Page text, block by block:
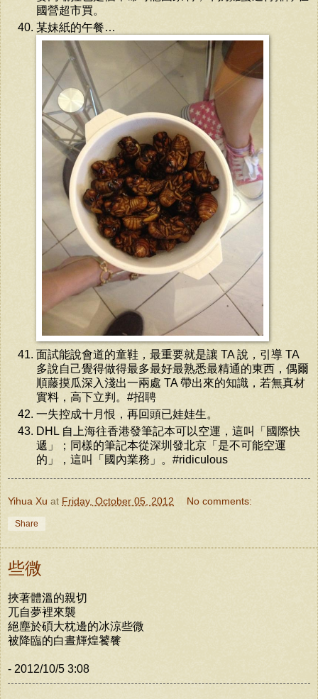
國營超市買。
某妹紙的午餐…
面試能說會道的童鞋，最重要就是讓 TA 說，引導 TA
多說自己覺得做得最多最好最熟悉最精通的東西，偶爾
順藤摸瓜深入淺出一兩處 TA 帶出來的知識，若無真材
實料，高下立判。#招聘
一失控成十月恨，再回頭已娃娃生。
DHL 自上海往香港發筆記本可以空運，這叫「國際快
遞」；同樣的筆記本從深圳發北京「是不可能空運
的」，這叫「國內業務」。#ridiculous
Yihua Xu at Friday, October 05, 2012 No comments:
Share
些微
挾著體溫的親切
兀自夢裡來襲
絕塵於碩大枕邊的冰涼些微
被降臨的白晝輝煌饕餮
- 2012/10/5 3:08